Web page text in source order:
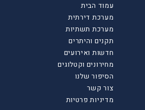
עמוד הבית
מערכת דירתית
מערכת תשתיות
תקנים והיתרים
חדשות ואירועים
מחירונים וקטלוגים
הסיפור שלנו
צור קשר
מדיניות פרטיות